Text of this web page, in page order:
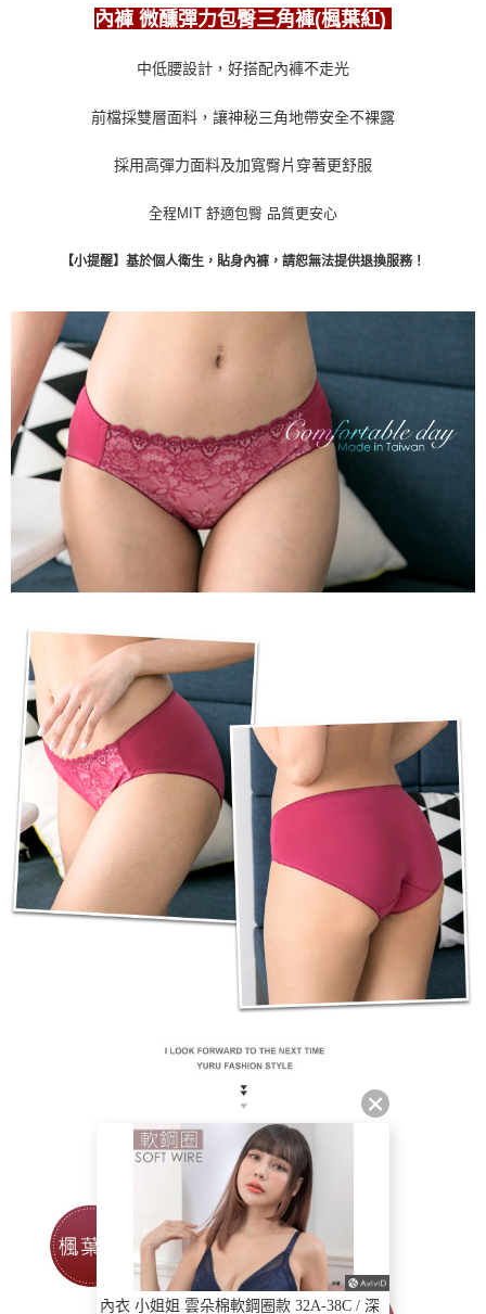
內褲 微醺彈力包臀三角褲(楓葉紅)
中低腰設計，好搭配內褲不走光
前檔採雙層面料，讓神秘三角地帶安全不裸露
採用高彈力面料及加寬臀片穿著更舒服
全程MIT 舒適包臀 品質更安心
【小提醒】基於個人衛生，貼身內褲，請恕無法提供退換服務！
內衣 小姐姐 雲朵棉軟鋼圈款 32A-38C / 深